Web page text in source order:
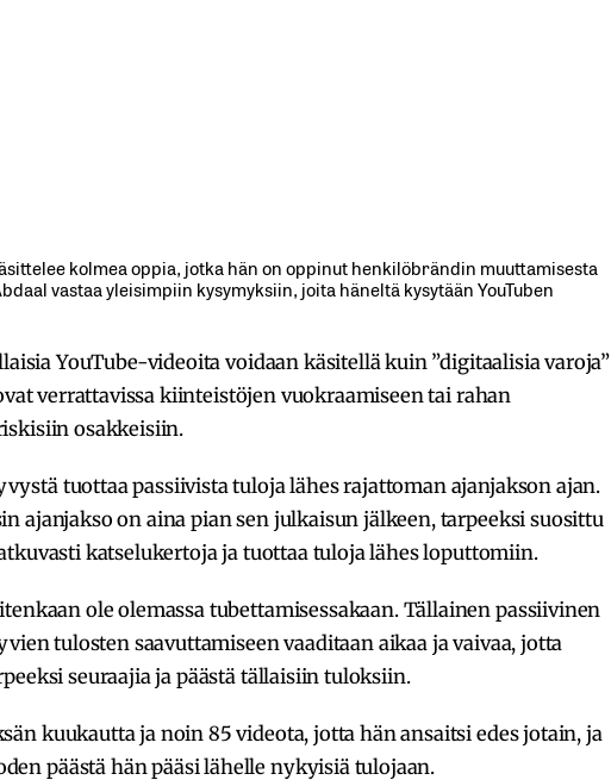
kolmea oppia, jotka hän on oppinut henkilöbrändin muuttamisesta
vastaa yleisimpiin kysymyksiin, joita häneltä kysytään YouTuben
YouTube-videoita voidaan käsitellä kuin ”digitaalisia varoja”
verrattavissa kiinteistöjen vuokraamiseen tai rahan
osakkeisiin.
tuottaa passiivista tuloja lähes rajattoman ajanjakson ajan.
ajanjakso on aina pian sen julkaisun jälkeen, tarpeeksi suosittu
katselukertoja ja tuottaa tuloja lähes loputtomiin.
ole olemassa tubettamisessakaan. Tällainen passiivinen
tulosten saavuttamiseen vaaditaan aikaa ja vaivaa, jotta
seuraajia ja päästä tällaisiin tuloksiin.
kuukautta ja noin 85 videota, jotta hän ansaitsi edes jotain, ja
päästä hän pääsi lähelle nykyisiä tulojaan.